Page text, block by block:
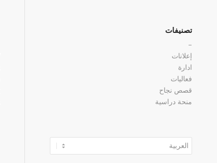
تصنيفات
–
إعلانات
ادارة
فعاليات
قصص نجاح
منحة دراسية
اختر
لغة